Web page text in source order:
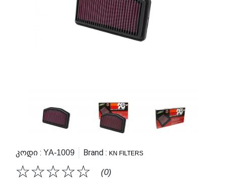
Კოდი : YA-1009 Brand : KN FILTERS
☆
☆
☆
☆
☆ (0)